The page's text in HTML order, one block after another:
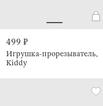
499 ₽
Игрушка-прорезыватель,
Kiddy